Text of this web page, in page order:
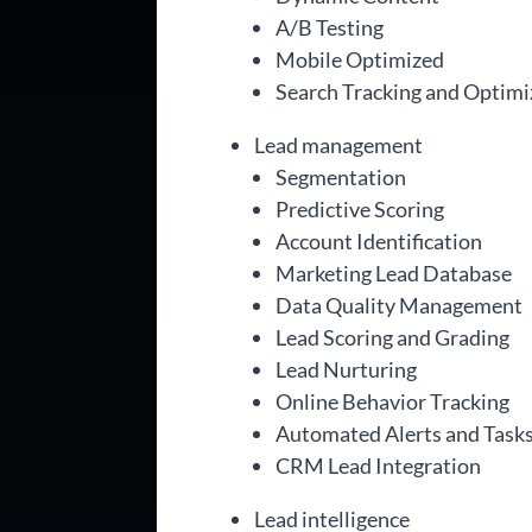
A/B Testing
Mobile Optimized
Search Tracking and
Lead management
Segmentation
Predictive Scoring
Account Identification
Marketing Lead Database
Data Quality Management
Lead Scoring and Grading
Lead Nurturing
Online Behavior Tracking
Automated Alerts and Tasks
CRM Lead Integration
Lead intelligence